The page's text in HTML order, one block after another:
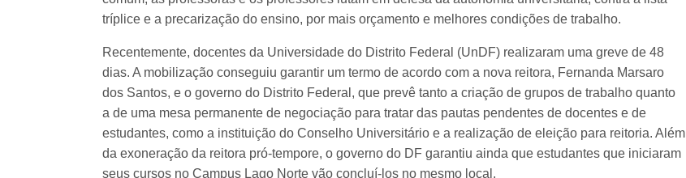
tríplice e a precarização do ensino, por mais orçamento e melhores condições de trabalho.
Recentemente, docentes da Universidade do Distrito Federal (UnDF) realizaram uma greve de 48
dias. A mobilização conseguiu garantir um termo de acordo com a nova reitora, Fernanda Marsaro
dos Santos, e o governo do Distrito Federal, que prevê tanto a criação de grupos de trabalho quanto
a de uma mesa permanente de negociação para tratar das pautas pendentes de docentes e de
estudantes, como a instituição do Conselho Universitário e a realização de eleição para reitoria. Além
da exoneração da reitora pró-tempore, o governo do DF garantiu ainda que estudantes que iniciaram
seus cursos no Campus Lago Norte vão concluí-los no mesmo local.